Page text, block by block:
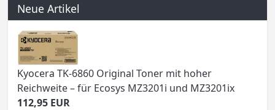
Neue Artikel
Kyocera TK-6860 Original Toner mit hoher
Reichweite – für Ecosys MZ3201i und MZ3201ix
112,95 EUR